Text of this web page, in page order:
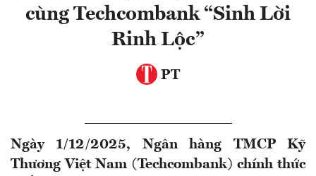
cùng Techcombank “Sinh Lời
Rinh Lộc”
PT
Ngày 1/12/2025, Ngân hàng TMCP Kỹ
Thương Việt Nam (Techcombank) chính thức